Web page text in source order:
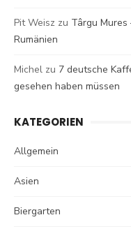
Pit Weisz zu Târgu
Rumänien
Michel zu 7 deutsche
gesehen haben müssen
KATEGORIEN
Allgemein
Asien
Biergarten